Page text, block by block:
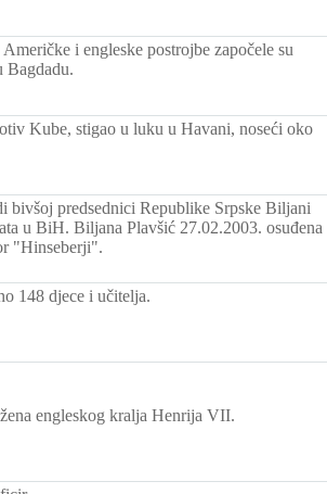
i engleske postrojbe započele su
Bagdadu.
Kube, stigao u luku u Havani, noseći oko
bivšoj predsednici Republike Srpske Biljani
u BiH. Biljana Plavšić 27.02.2003. osuđena
"Hinseberji".
148 djece i učitelja.
engleskog kralja Henrija VII.